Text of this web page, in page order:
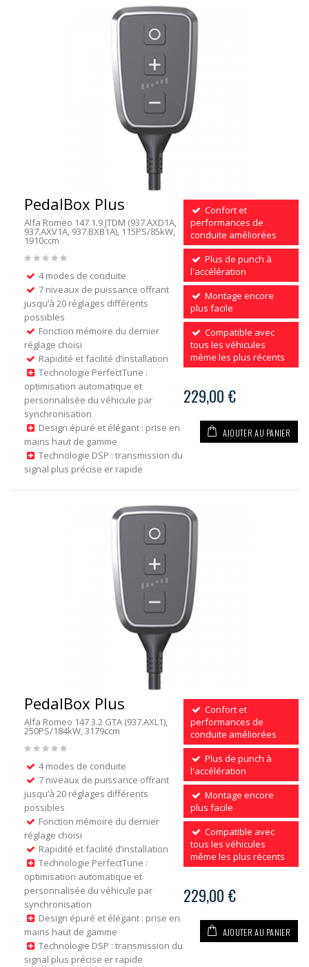
PedalBox Plus
Alfa Romeo 147 1.9 JTDM (937.AXD1A,
937.AXV1A, 937.BXB1A), 115PS/85kW,
1910ccm
4 modes de conduite
7 niveaux de puissance offrant
jusqu’à 20 réglages différents
possibles
Fonction mémoire du dernier
réglage choisi
Rapidité et facilité d’installation
Technologie PerfectTune :
optimisation automatique et
personnalisée du véhicule par
synchronisation
Design épuré et élégant : prise en
mains haut de gamme
Technologie DSP : transmission du
signal plus précise er rapide
Confort et
performances de
conduite améliorées
Plus de punch à
l'accélération
Montage encore
plus facile
Compatible avec
tous les véhicules
même les plus récents
229,00 €
AJOUTER AU PANIER
PedalBox Plus
Alfa Romeo 147 3.2 GTA (937.AXL1),
250PS/184kW, 3179ccm
4 modes de conduite
7 niveaux de puissance offrant
jusqu’à 20 réglages différents
possibles
Fonction mémoire du dernier
réglage choisi
Rapidité et facilité d’installation
Technologie PerfectTune :
optimisation automatique et
personnalisée du véhicule par
synchronisation
Design épuré et élégant : prise en
mains haut de gamme
Technologie DSP : transmission du
signal plus précise er rapide
Confort et
performances de
conduite améliorées
Plus de punch à
l'accélération
Montage encore
plus facile
Compatible avec
tous les véhicules
même les plus récents
229,00 €
AJOUTER AU PANIER